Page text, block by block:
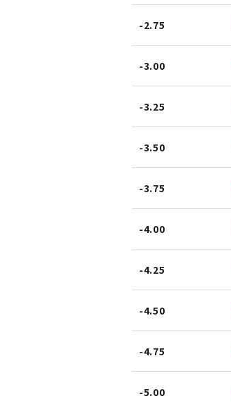
-2.75
-3.00
-3.25
-3.50
-3.75
-4.00
-4.25
-4.50
-4.75
-5.00